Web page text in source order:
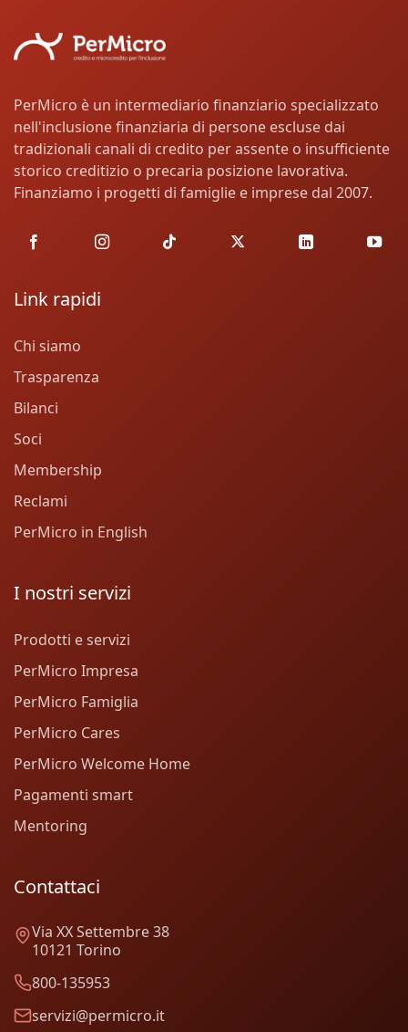
PerMicro è un intermediario finanziario specializzato
nell'inclusione finanziaria di persone escluse dai
tradizionali canali di credito per assente o insufficiente
storico creditizio o precaria posizione lavorativa.
Finanziamo i progetti di famiglie e imprese dal 2007.
Link rapidi
Chi siamo
Trasparenza
Bilanci
Soci
Membership
Reclami
PerMicro in English
I nostri servizi
Prodotti e servizi
PerMicro Impresa
PerMicro Famiglia
PerMicro Cares
PerMicro Welcome Home
Pagamenti smart
Mentoring
Contattaci
Via XX Settembre 38
10121 Torino
800-135953
servizi@permicro.it